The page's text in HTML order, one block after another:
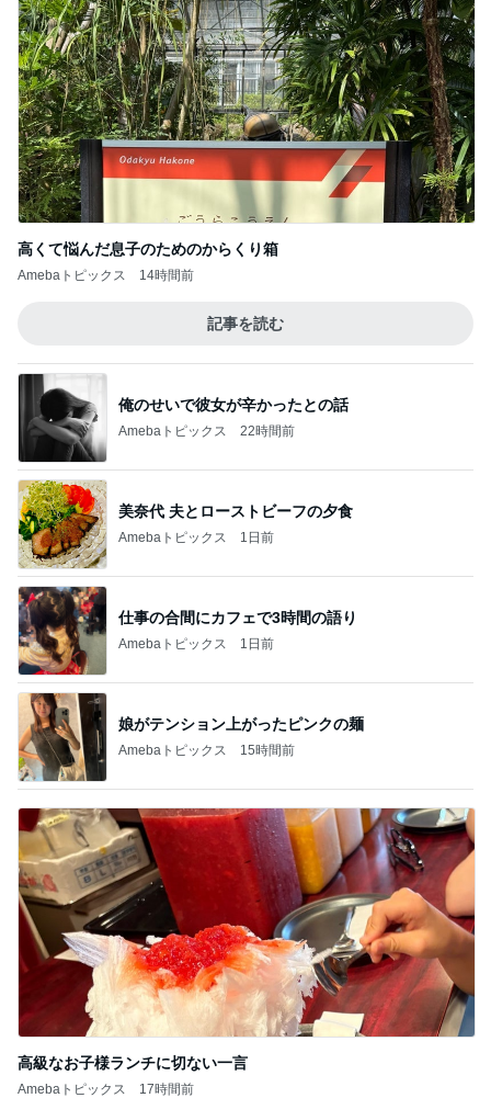
高くて悩んだ息子のためのからくり箱
Amebaトピックス 14時間前
記事を読む
俺のせいで彼女が辛かったとの話
Amebaトピックス 22時間前
美奈代 夫とローストビーフの夕食
Amebaトピックス 1日前
仕事の合間にカフェで3時間の語り
Amebaトピックス 1日前
娘がテンション上がったピンクの麺
Amebaトピックス 15時間前
高級なお子様ランチに切ない一言
Amebaトピックス 17時間前